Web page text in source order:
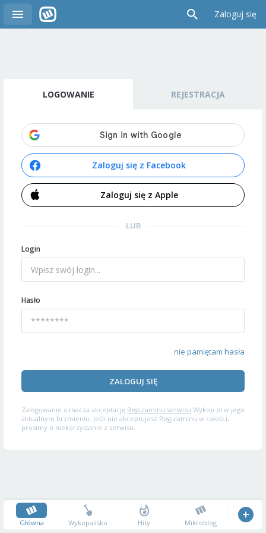
Zaloguj się
LOGOWANIE REJESTRACJA
Zaloguj się z Facebook
Zaloguj się z Apple
LUB
Login
Hasło
nie pamiętam hasła
ZALOGUJ SIĘ
Zalogowanie oznacza akceptację Regulaminu serwisu Wykop.pl w jego
aktualnym brzmieniu. Jeśli nie akceptujesz Regulaminu w całości,
prosimy o niekorzystanie z serwisu.
Główna Wykopalisko Hity Mikroblog